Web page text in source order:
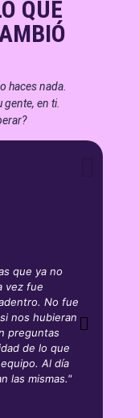
QUE
haces nada.
gente, en ti.
que ya no
vez fue
No fue
nos hubieran
preguntas
de lo que
Al día
las mismas."